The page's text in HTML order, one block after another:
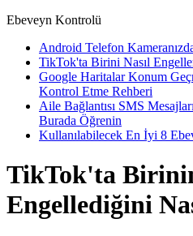
Ebeveyn Kontrolü
Android Telefon
TikTok'ta Birini Nasıl
Google Haritalar Konum
Kontrol Etme Rehberi
Aile Bağlantısı SMS
Burada Öğrenin
Kullanılabilecek En İyi 8
TikTok'ta
Engellediğini